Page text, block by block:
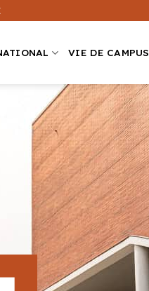
VIE DE CAMPUS
vous ?